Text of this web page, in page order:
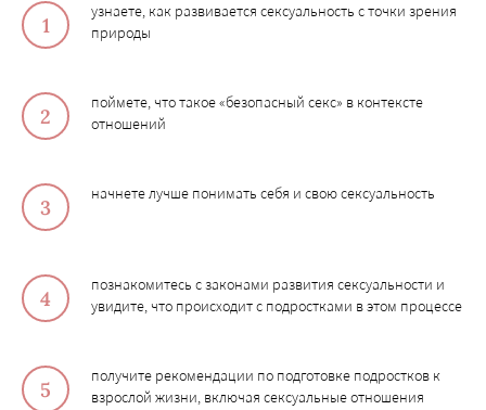
узнаете, как развивается сексуальность с точки зрения
природы
поймете, что такое «безопасный секс» в контексте
отношений
начнете лучше понимать себя и свою сексуальность
познакомитесь с законами развития сексуальности и
увидите, что происходит с подростками в этом процессе
получите рекомендации по подготовке подростков к
взрослой жизни, включая сексуальные отношения